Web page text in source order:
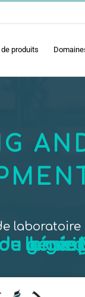
produits
du génie
du génie
du génie
de la
de
de la
de